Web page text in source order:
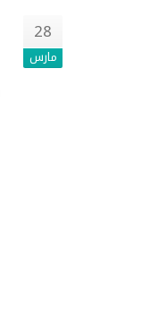
28
مارس